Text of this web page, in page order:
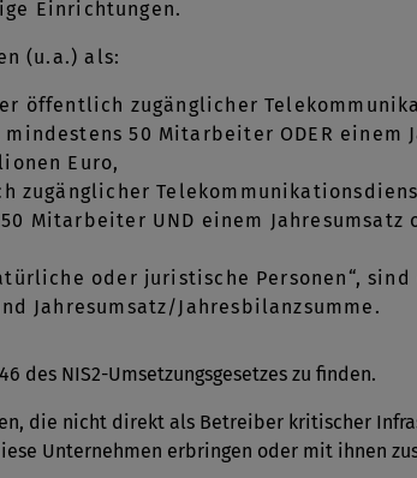
Einrichtungen.
(u.a.) als:
öffentlich zugänglicher
50 Mitarbeiter ODER einem
Euro,
zugänglicher
Mitarbeiter UND einem Jahresumsatz
oder juristische Personen“,
Jahresumsatz/Jahresbilanzsumme.
des NIS2-Umsetzungsgesetzes zu finden.
die nicht direkt als Betreiber kritischer
Unternehmen erbringen oder mit ihnen